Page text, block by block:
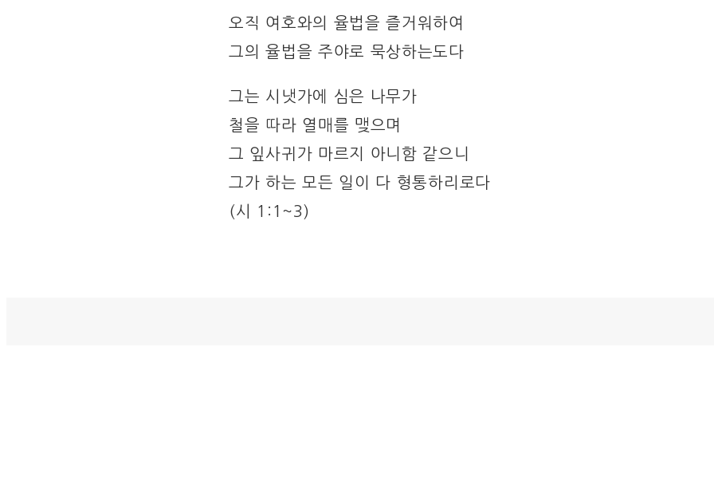
오직 여호와의 율법을 즐거워하여
그의 율법을 주야로 묵상하는도다
그는 시냇가에 심은 나무가
철을 따라 열매를 맺으며
그 잎사귀가 마르지 아니함 같으니
그가 하는 모든 일이 다 형통하리로다
(시 1:1~3)